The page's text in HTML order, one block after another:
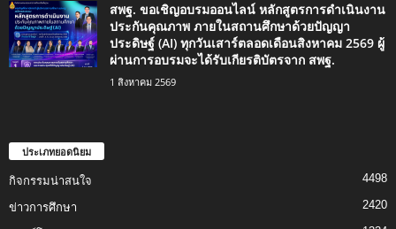
สพฐ. ขอเชิญอบรมออนไลน์ หลักสูตรการดำเนินงาน
ประกันคุณภาพ ภายในสถานศึกษาด้วยปัญญา
ประดิษฐ์ (AI) ทุกวันเสาร์ตลอดเดือนสิงหาคม 2569 ผู้
ผ่านการอบรมจะได้รับเกียรติบัตรจาก สพฐ.
1 สิงหาคม 2569
ประเภทยอดนิยม
กิจกรรมน่าสนใจ 4498
ข่าวการศึกษา 2420